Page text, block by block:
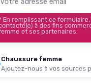
En remplissant ce formulaire,
à des fins
et ses partenaires.
Chaussure femme
Ajoutez-nous à vos sources